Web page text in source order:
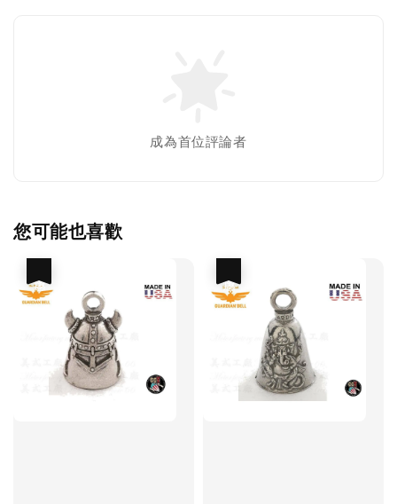
成為首位評論者
您可能也喜歡